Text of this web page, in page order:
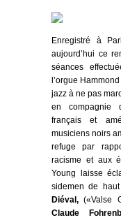
Enregistré à
aujourd’hui ce
séances
l’orgue Hammond
jazz à ne pas
en compagnie
français et
musiciens noirs
refuge par
racisme et aux
Young laisse
sidemen de
Diéval, («Valse
Claude